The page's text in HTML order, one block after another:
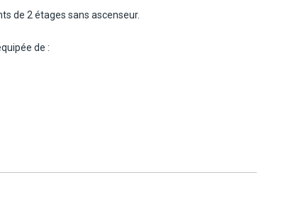
de 2 étages sans ascenseur.
de :